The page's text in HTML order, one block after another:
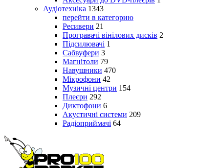
Аудіотехніка 1343
перейти в категорию
Ресивери 21
Програвачі вінілових дисків 2
Підсилювачі 1
Сабвуфери 3
Магнітоли 79
Навушники 470
Мікрофони 42
Музичні центри 154
Плеєри 292
Диктофони 6
Акустичні системи 209
Радіоприймачі 64